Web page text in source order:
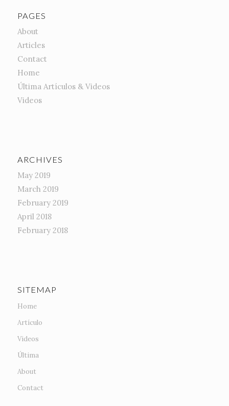
PAGES
About
Articles
Contact
Home
Última Artículos & Videos
Videos
ARCHIVES
May 2019
March 2019
February 2019
April 2018
February 2018
SITEMAP
Home
Artículo
Videos
Última
About
Contact